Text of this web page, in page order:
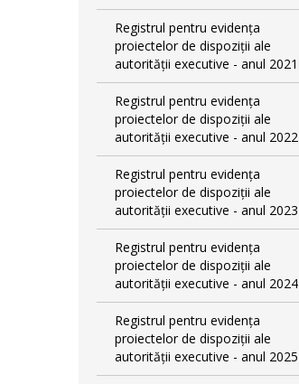
Registrul pentru evidența
proiectelor de dispoziții ale
autorității executive - anul 2021
Registrul pentru evidența
proiectelor de dispoziții ale
autorității executive - anul 2022
Registrul pentru evidența
proiectelor de dispoziții ale
autorității executive - anul 2023
Registrul pentru evidența
proiectelor de dispoziții ale
autorității executive - anul 2024
Registrul pentru evidența
proiectelor de dispoziții ale
autorității executive - anul 2025